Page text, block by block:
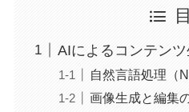
AIによるコンテン
自然言語処理（
画像生成と編集